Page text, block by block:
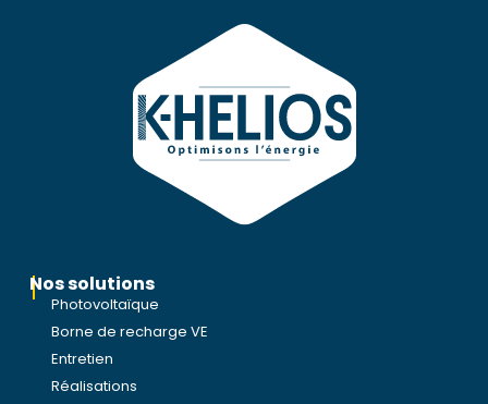
Nos solutions
Photovoltaïque
Borne de recharge VE
Entretien
Réalisations